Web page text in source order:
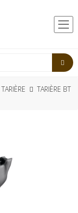
TARIÈRE
TARIÈRE BT